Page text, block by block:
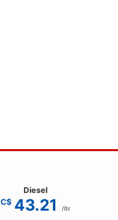
Diesel
C$ 43.21 /ltr